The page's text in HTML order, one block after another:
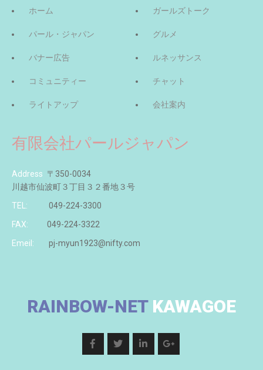
ホーム
パール・ジャパン
バナー広告
コミュニティー
ライトアップ
ガールズトーク
グルメ
ルネッサンス
チャット
会社案内
有限会社パールジャパン
Address 〒350-0034
川越市仙波町３丁目３２番地３号
TEL:
049-224-3300
FAX:
049-224-3322
Emeil:
pj-myun1923@nifty.com
RAINBOW-NETKAWAGOE